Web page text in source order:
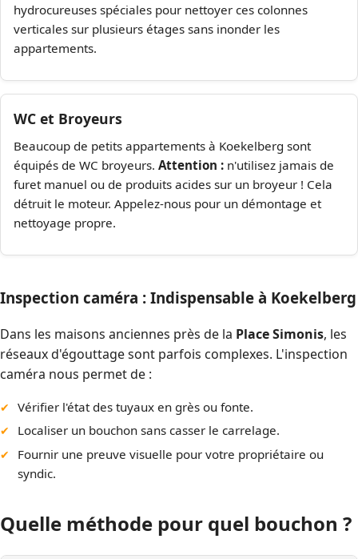
hydrocureuses spéciales pour nettoyer ces colonnes
verticales sur plusieurs étages sans inonder les
appartements.
WC et Broyeurs
Beaucoup de petits appartements à Koekelberg sont
équipés de WC broyeurs. Attention : n'utilisez jamais de
furet manuel ou de produits acides sur un broyeur ! Cela
détruit le moteur. Appelez-nous pour un démontage et
nettoyage propre.
Inspection caméra : Indispensable à Koekelberg
Dans les maisons anciennes près de la Place Simonis, les
réseaux d'égouttage sont parfois complexes. L'inspection
caméra nous permet de :
Vérifier l'état des tuyaux en grès ou fonte.
Localiser un bouchon sans casser le carrelage.
Fournir une preuve visuelle pour votre propriétaire ou
syndic.
Quelle méthode pour quel bouchon ?